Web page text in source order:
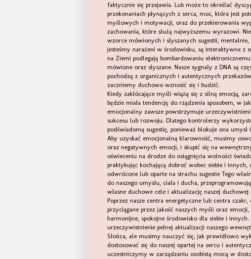
faktycznie się przejawia. Lub może to określać
przekonaniach płynących z serca, moc, która jest
myślowych i motywacji, oraz do przekierowania
zachowania, które służą najwyższemu wyrazowi.
wzorce mówionych i słyszanych sugestii,
jesteśmy narażeni w środowisku, są interaktywne z
na Ziemi podlegają bombardowaniu
mówione oraz słyszane. Nasze sygnały z DNA są
pochodzą z organicznych i autentycznych
zaczniemy duchowo wznosić się i budzić.
Kiedy zakłócające myśli wiążą się z silną emocją,
będzie miała tendencję do rządzenia sposobem, w
emocjonalny zawsze powstrzymuje
sukcesu lub rozwoju. Dlatego kontrolerzy
podświadomą sugestię, ponieważ blokuje ona
Aby uzyskać emocjonalną klarowność, musimy
oraz negatywnych emocji, i skupić się na
oświeceniu na drodze do osiągnięcia wolności
praktykując kochającą dobroć wobec siebie i
odwrócone lub oparte na strachu sugestie Tego
do naszego umysłu, ciała i ducha,
własne duchowe cele i aktualizację naszej
Poprzez nasze centra energetyczne lub centra
przyciągane przez jakość naszych myśli oraz
harmonijne, spokojne środowisko dla siebie i
urzeczywistnienie pełnej aktualizacji naszego
Słońca, ale musimy nauczyć się, jak prawidłowo
dostosować się do naszej opartej na sercu i
uczestniczymy w zarządzaniu osobistą mocą w